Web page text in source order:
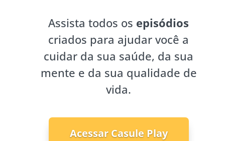
Assista todos os episódios
criados para ajudar você a
cuidar da sua saúde, da sua
mente e da sua qualidade de
vida.
Acessar Casule Play